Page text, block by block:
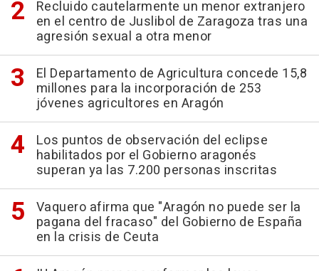
Recluido cautelarmente un menor extranjero
en el centro de Juslibol de Zaragoza tras una
agresión sexual a otra menor
El Departamento de Agricultura concede 15,8
millones para la incorporación de 253
jóvenes agricultores en Aragón
Los puntos de observación del eclipse
habilitados por el Gobierno aragonés
superan ya las 7.200 personas inscritas
Vaquero afirma que "Aragón no puede ser la
pagana del fracaso" del Gobierno de España
en la crisis de Ceuta